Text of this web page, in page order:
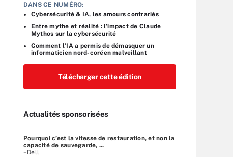
DANS CE NUMÉRO:
Cybersécurité & IA, les amours contrariés
Entre mythe et réalité : l’impact de Claude
Mythos sur la cybersécurité
Comment l’IA a permis de démasquer un
informaticien nord-coréen malveillant
Télécharger cette édition
Actualités sponsorisées
Pourquoi c’est la vitesse de restauration, et non la
capacité de sauvegarde, ...
–Dell